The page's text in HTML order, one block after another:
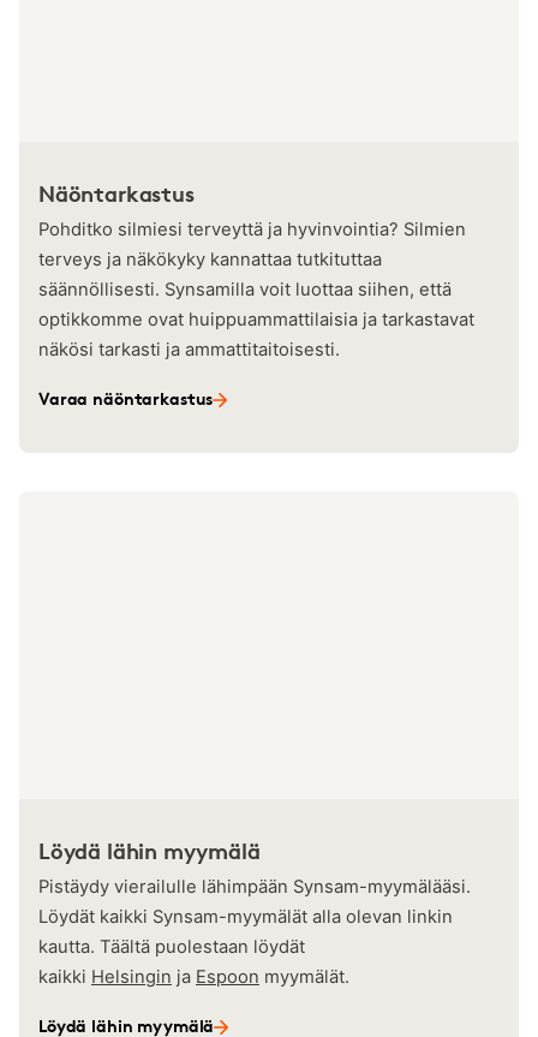
Näöntarkastus
Pohditko silmiesi terveyttä ja hyvinvointia? Silmien
terveys ja näkökyky kannattaa tutkituttaa
säännöllisesti. Synsamilla voit luottaa siihen, että
optikkomme ovat huippuammattilaisia ja tarkastavat
näkösi tarkasti ja ammattitaitoisesti.
Varaa näöntarkastus
Löydä lähin myymälä
Pistäydy vierailulle lähimpään Synsam-myymälääsi.
Löydät kaikki Synsam-myymälät alla olevan linkin
kautta. Täältä puolestaan löydät
kaikki Helsingin ja Espoon myymälät.
Löydä lähin myymälä